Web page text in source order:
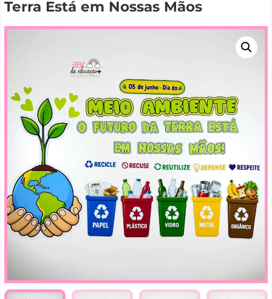
Terra Está em Nossas Mãos